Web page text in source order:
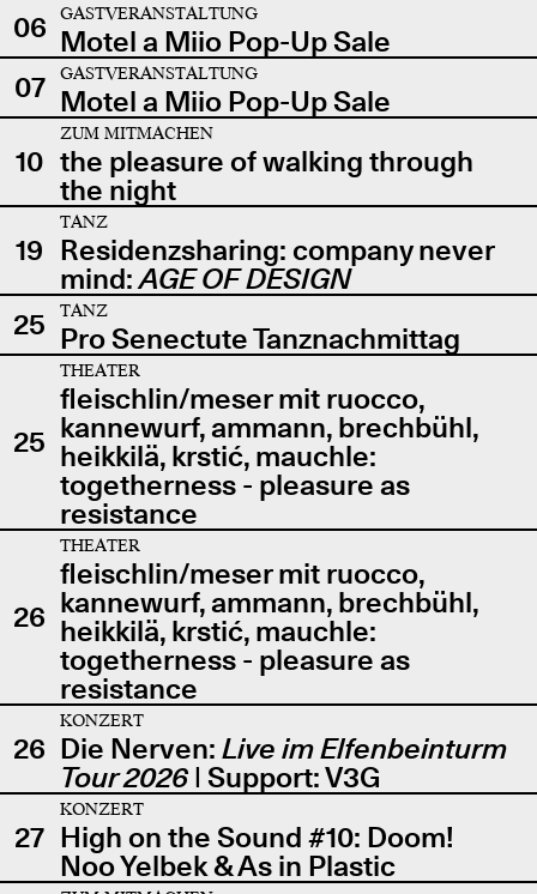
06
GASTVERANSTALTUNG
Motel a Miio Pop-Up Sale
07
GASTVERANSTALTUNG
Motel a Miio Pop-Up Sale
10
ZUM MITMACHEN
the pleasure of walking through
the night
19
TANZ
Residenzsharing: company never
mind:AGE OF DESIGN
25
TANZ
Pro Senectute Tanznachmittag
25
THEATER
fleischlin/meser mit ruocco,
kannewurf, ammann, brechbühl,
heikkilä, krstić, mauchle:
togetherness - pleasure as
resistance
26
THEATER
fleischlin/meser mit ruocco,
kannewurf, ammann, brechbühl,
heikkilä, krstić, mauchle:
togetherness - pleasure as
resistance
26
KONZERT
Die Nerven: Live im Elfenbeinturm
Tour 2026| Support: V3G
27
KONZERT
High on the Sound #10: Doom!
Noo Yelbek & As in Plastic